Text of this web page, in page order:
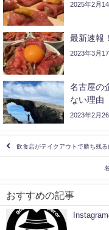
2025年2月
最新速報
2023年3月
名古屋の
ない理由
2023年2月
飲食店がテイクアウトで勝ち残る
おすすめの記事